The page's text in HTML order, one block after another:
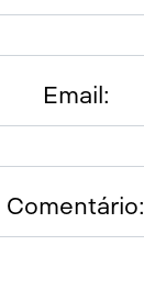
Email:
Comentário: